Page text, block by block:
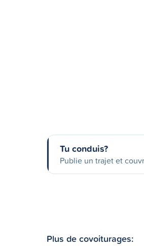
Tu conduis?
Publie un trajet et
Plus de covoiturages: